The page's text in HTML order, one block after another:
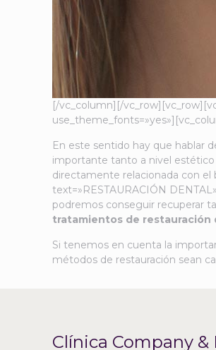
[/vc_column][/
En este sentido hay que hablar
importante tanto a nivel
directamente relacionada con
text=»RESTAURACIÓN
podremos conseguir recuperar
tratamientos de restauración
Si tenemos en cuenta la
métodos de restauración sean
Clínica Company